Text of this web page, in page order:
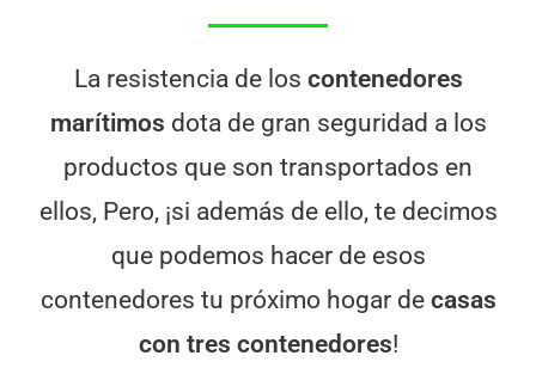
La resistencia de los contenedores
marítimos dota de gran seguridad a los
productos que son transportados en
ellos, Pero, ¡si además de ello, te decimos
que podemos hacer de esos
contenedores tu próximo hogar de casas
con tres contenedores!